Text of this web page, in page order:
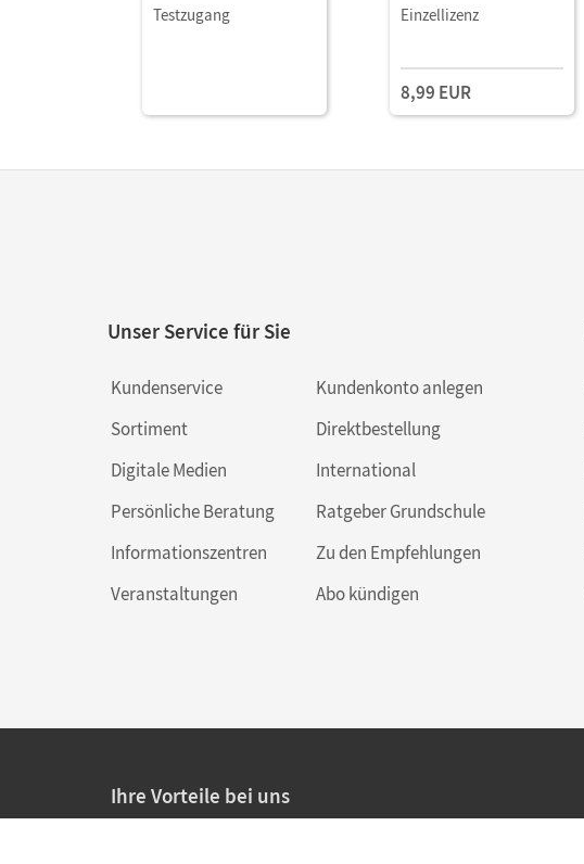
Testzugang
Einzellizenz
8,99 EUR
Unser Service für Sie
Kundenservice
Sortiment
Digitale Medien
Persönliche Beratung
Informationszentren
Veranstaltungen
Kundenkonto anlegen
Direktbestellung
International
Ratgeber Grundschule
Zu den Empfehlungen
Abo kündigen
Ihre Vorteile bei uns